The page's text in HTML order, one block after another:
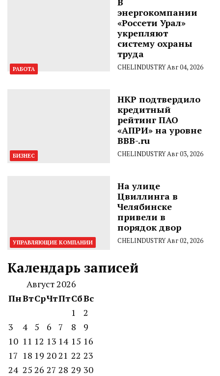
РАБОТА
энергокомпании
«Россети Урал»
укрепляют
систему охраны
труда
CHELINDUSTRYАвг 04, 2026
БИЗНЕС
НКР подтвердило
кредитный
рейтинг ПАО
«АПРИ» на уровне
BBB-.ru
CHELINDUSTRYАвг 03, 2026
УПРАВЛЯЮЩИЕ КОМПАНИИ
На улице
Цвиллинга в
Челябинске
привели в
порядок двор
CHELINDUSTRYАвг 02, 2026
Календарь записей
Август 2026
ПнВтСрЧтПтСбВс
1
2
3
4 5 6 7 8
9
10 11 12 13 14 15 16
17 18 19 2021 22 23
24 25 26 27 28 29 30